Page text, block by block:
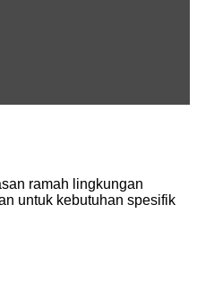
ramah lingkungan
untuk kebutuhan spesifik